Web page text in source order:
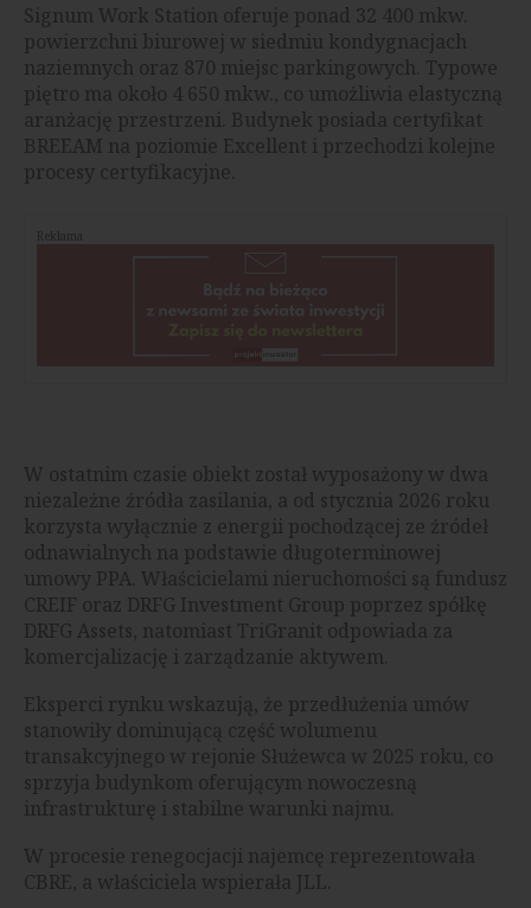
Signum Work Station oferuje ponad 32 400 mkw.
powierzchni biurowej w siedmiu kondygnacjach
naziemnych oraz 870 miejsc parkingowych. Typowe
piętro ma około 4 650 mkw., co umożliwia elastyczną
aranżację przestrzeni. Budynek posiada certyfikat
BREEAM na poziomie Excellent i przechodzi kolejne
procesy certyfikacyjne.
Reklama
W ostatnim czasie obiekt został wyposażony w dwa
niezależne źródła zasilania, a od stycznia 2026 roku
korzysta wyłącznie z energii pochodzącej ze źródeł
odnawialnych na podstawie długoterminowej
umowy PPA. Właścicielami nieruchomości są fundusz
CREIF oraz DRFG Investment Group poprzez spółkę
DRFG Assets, natomiast TriGranit odpowiada za
komercjalizację i zarządzanie aktywem.
Eksperci rynku wskazują, że przedłużenia umów
stanowiły dominującą część wolumenu
transakcyjnego w rejonie Służewca w 2025 roku, co
sprzyja budynkom oferującym nowoczesną
infrastrukturę i stabilne warunki najmu.
W procesie renegocjacji najemcę reprezentowała
CBRE, a właściciela wspierała JLL.